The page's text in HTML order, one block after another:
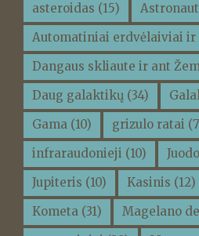
asteroidas (15)
Automatiniai erdvėlaiviai ir
Dangaus skliaute ir ant
Daug galaktikų (34)
Gama (10) grizulo ratai
infraraudonieji (10)
Jupiteris (10) Kasinis (12)
Kometa (31) Magelano